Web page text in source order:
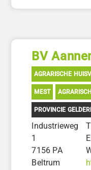
BV
AGRARISCHE
MEST
PROVINCIE
Industrieweg
1
7156 PA
Beltrum